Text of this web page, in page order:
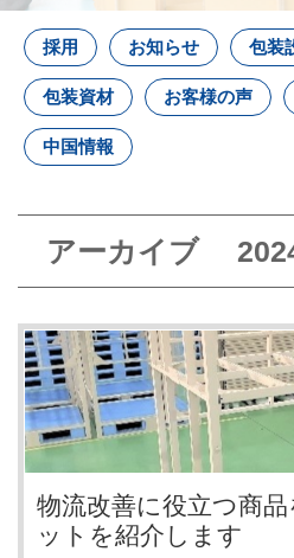
採用 お知らせ 包装
包装資材 お客様の声
中国情報
アーカイブ
物流改善に役立つ商
ットを紹介します